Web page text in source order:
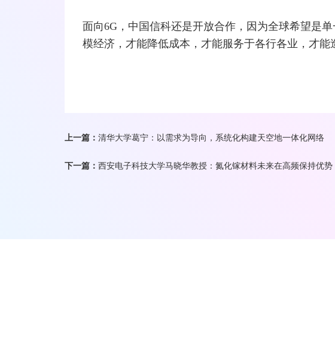
面向6G，中国信科还是开放合作，因为全球希望是
模经济，才能降低成本，才能服务于各行各业，才能
上一篇： 清华大学葛宁：以需求为导向，系统化构建天空地一体化网络
下一篇： 西安电子科技大学马晓华教授：氮化镓材料未来在高频保持优势